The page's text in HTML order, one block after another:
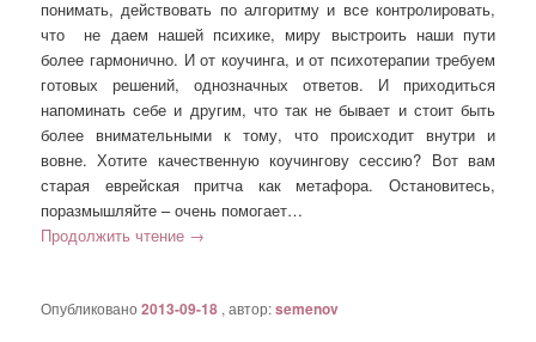
понимать, действовать по алгоритму и все контролировать,
что не даем нашей психике, миру выстроить наши пути
более гармонично. И от коучинга, и от психотерапии требуем
готовых решений, однозначных ответов. И приходиться
напоминать себе и другим, что так не бывает и стоит быть
более внимательными к тому, что происходит внутри и
вовне. Хотите качественную коучингову сессию? Вот вам
старая еврейская притча как метафора. Остановитесь,
поразмышляйте – очень помогает…
Продолжить чтение →
Опубликовано2013-09-18 , автор:semenov